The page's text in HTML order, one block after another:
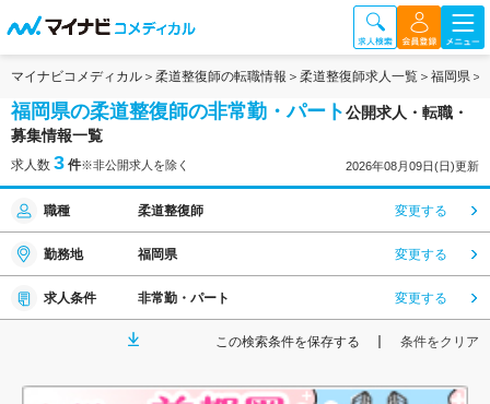
マイナビコメディカル 柔道整復師の転職情報 柔道整復師求人一覧 福岡県
福岡県の柔道整復師の非常勤・パート公開求人・転職・
募集情報一覧
求人数 3 件※非公開求人を除く 2026年08月09日(日)更新
職種 柔道整復師 変更する
勤務地 福岡県 変更する
求人条件 非常勤・パート 変更する
この検索条件を保存する 条件をクリア